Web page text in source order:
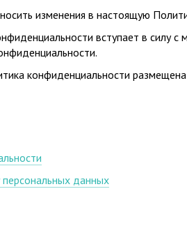
изменения в настоящую
вступает в силу
конфиденциальности
персональных данных